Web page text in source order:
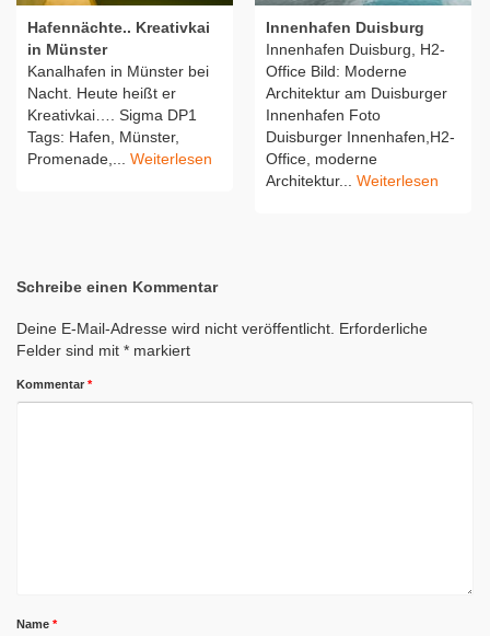
Hafennächte.. Kreativkai
in Münster
Kanalhafen in Münster bei
Nacht. Heute heißt er
Kreativkai…. Sigma DP1
Tags: Hafen, Münster,
Promenade,... Weiterlesen
Innenhafen Duisburg
Innenhafen Duisburg, H2-
Office Bild: Moderne
Architektur am Duisburger
Innenhafen Foto
Duisburger Innenhafen,H2-
Office, moderne
Architektur... Weiterlesen
Schreibe einen Kommentar
Deine E-Mail-Adresse wird nicht veröffentlicht. Erforderliche
Felder sind mit * markiert
Kommentar *
Name *